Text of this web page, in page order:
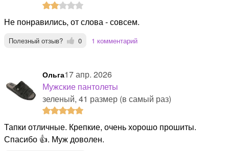
Не понравились, от слова - совсем.
Полезный отзыв? 0 1 комментарий
Ольга17 апр. 2026
Мужские пантолеты
зеленый, 41 размер (в самый раз)
Тапки отличные. Крепкие, очень хорошо прошиты.
Спасибо 👍. Муж доволен.